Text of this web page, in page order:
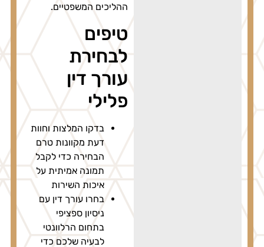
ההליכים המשפטיים.
טיפים
לבחירת
עורך דין
פלילי
בדקו המלצות וחוות
דעת מקוונות טרם
הבחירה כדי לקבל
תמונה אמיתית על
איכות השירות
בחרו עורך דין עם
ניסיון ספציפי
בתחום הרלוונטי
לבעיה שלכם כדי